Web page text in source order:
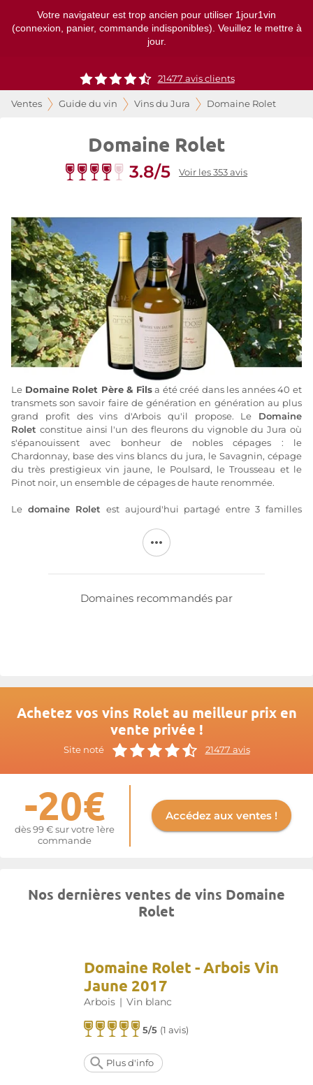
Votre navigateur est trop ancien pour utiliser 1jour1vin
(connexion, panier, commande indisponibles). Veuillez le mettre à
jour.
21477 avis clients
Ventes Guide du vin Vins du Jura Domaine Rolet
Domaine Rolet
3.8/5 Voir les 353 avis
Le Domaine Rolet Père & Filsa été créé dans les années 40 et
transmets son savoir faire de génération en génération au plus
grand profit des vins d'Arbois qu'il propose. Le Domaine
Rolet constitue ainsi l'un des fleurons du vignoble du Jura où
s'épanouissent avec bonheur de nobles cépages : le
Chardonnay, base des vins blancs du jura, le Savagnin, cépage
du très prestigieux vin jaune, le Poulsard, le Trousseau et le
Pinot noir, un ensemble de cépages de haute renommée.
Le domaine Rolet est aujourd'hui partagé entre 3 familles
(vignerons en Bourgogne depuis 5 générations et propriétaires
du Château de Chamirey à Mercurey, du Domaine des Perdrix
Domaines recommandés par
Achetez vos vins Rolet au meilleur prix en
vente privée !
Site noté 21477 avis
-20€
dès 99 € sur votre 1ère
commande
Accédez aux ventes !
Nos dernières ventes de vins Domaine
Rolet
Domaine Rolet - Arbois Vin
Jaune 2017
Arbois | Vin blanc
5/5 (1 avis)
Plus d'info